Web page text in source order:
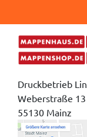
Druckbetrieb
Weberstraße 13
55130 Mainz